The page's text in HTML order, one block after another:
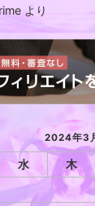
より
2024年3
水 木